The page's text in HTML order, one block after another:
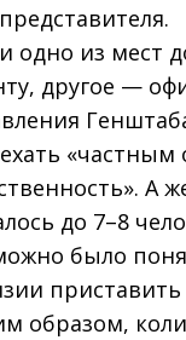
одно из мест
другое —
«частным
А
до 7–8
было
образом,